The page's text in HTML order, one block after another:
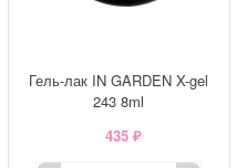
Гель-лак IN GARDEN X-gel
243 8ml
435 ₽